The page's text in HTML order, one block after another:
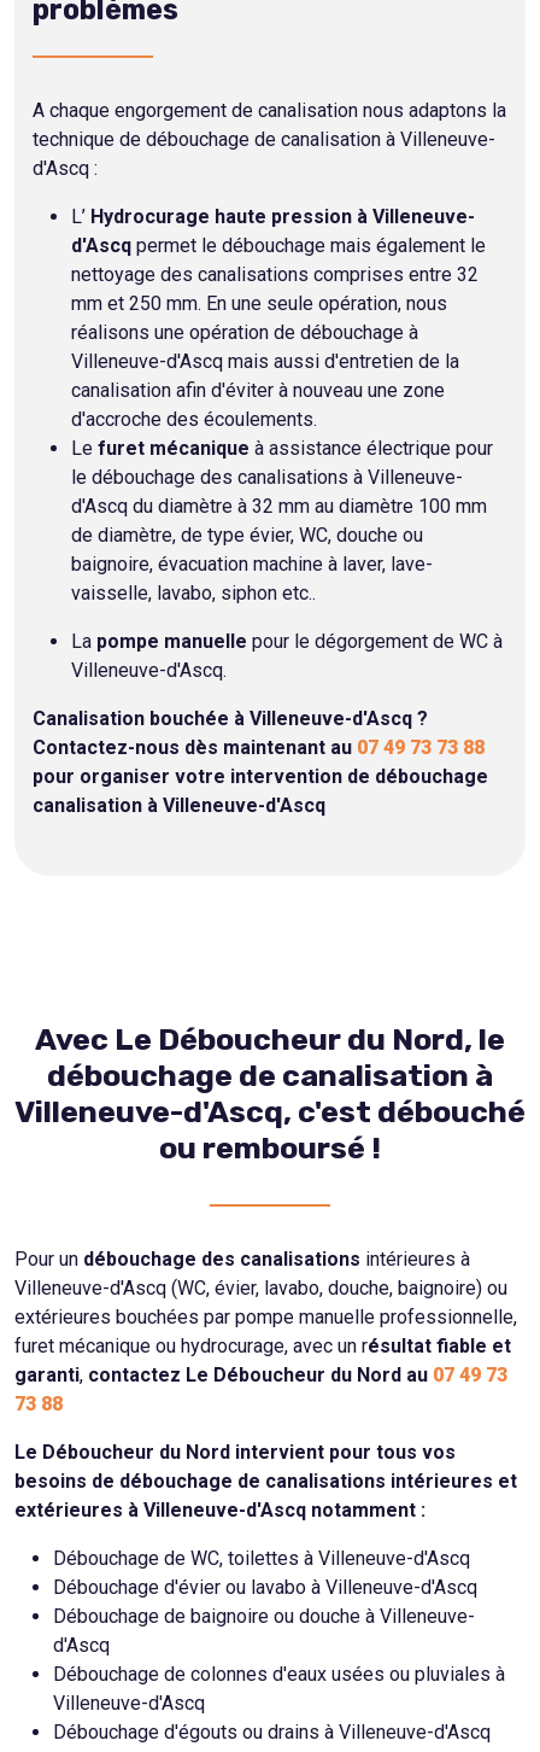
problèmes
A chaque engorgement de canalisation nous adaptons la
technique de débouchage de canalisation à Villeneuve-
d'Ascq :
L’ Hydrocurage haute pression à Villeneuve-
d'Ascq permet le débouchage mais également le
nettoyage des canalisations comprises entre 32
mm et 250 mm. En une seule opération, nous
réalisons une opération de débouchage à
Villeneuve-d'Ascq mais aussi d'entretien de la
canalisation afin d'éviter à nouveau une zone
d'accroche des écoulements.
Le furet mécanique à assistance électrique pour
le débouchage des canalisations à Villeneuve-
d'Ascq du diamètre à 32 mm au diamètre 100 mm
de diamètre, de type évier, WC, douche ou
baignoire, évacuation machine à laver, lave-
vaisselle, lavabo, siphon etc..
La pompe manuelle pour le dégorgement de WC à
Villeneuve-d'Ascq.
Canalisation bouchée à Villeneuve-d'Ascq ?
Contactez-nous dès maintenant au 07 49 73 73 88
pour organiser votre intervention de débouchage
canalisation à Villeneuve-d'Ascq
Avec Le Déboucheur du Nord, le
débouchage de canalisation à
Villeneuve-d'Ascq, c'est débouché
ou remboursé !
Pour un débouchage des canalisations intérieures à
Villeneuve-d'Ascq (WC, évier, lavabo, douche, baignoire) ou
extérieures bouchées par pompe manuelle professionnelle,
furet mécanique ou hydrocurage, avec un résultat fiable et
garanti, contactez Le Déboucheur du Nord au 07 49 73
73 88
Le Déboucheur du Nord intervient pour tous vos
besoins de débouchage de canalisations intérieures et
extérieures à Villeneuve-d'Ascq notamment :
Débouchage de WC, toilettes à Villeneuve-d'Ascq
Débouchage d'évier ou lavabo à Villeneuve-d'Ascq
Débouchage de baignoire ou douche à Villeneuve-
d'Ascq
Débouchage de colonnes d'eaux usées ou pluviales à
Villeneuve-d'Ascq
Débouchage d'égouts ou drains à Villeneuve-d'Ascq